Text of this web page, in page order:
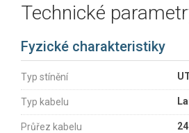
Technické
Fyzické charakteristiky
Typ stínění
Typ kabelu
Průřez kabelu